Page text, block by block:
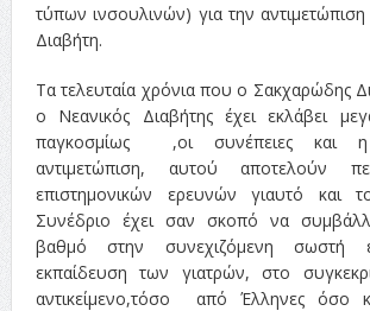
τύπων ινσουλινών) για την
Διαβήτη.
Τα τελευταία χρόνια που ο Σακχαρώδης
ο Νεανικός Διαβήτης έχει εκλάβει
παγκοσμίως ,οι συνέπειες και η
αντιμετώπιση, αυτού αποτελούν
επιστημονικών ερευνών γιαυτό και
Συνέδριο έχει σαν σκοπό να
βαθμό στην συνεχιζόμενη σωστή
εκπαίδευση των γιατρών, στο
αντικείμενο,τόσο από Έλληνες όσο